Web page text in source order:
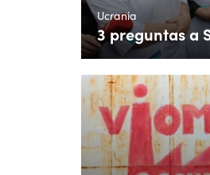
Ucrania
3 preguntas a